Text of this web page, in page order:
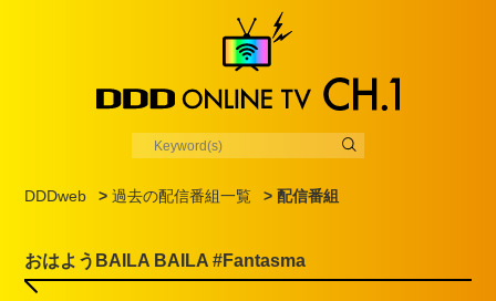
DDDweb >過去の配信番組一覧 > 配信番組
おはようBAILA BAILA #Fantasma